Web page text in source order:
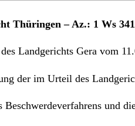
Thüringen – Az.: 1 Ws
Landgerichts Gera vom
der im Urteil des
und